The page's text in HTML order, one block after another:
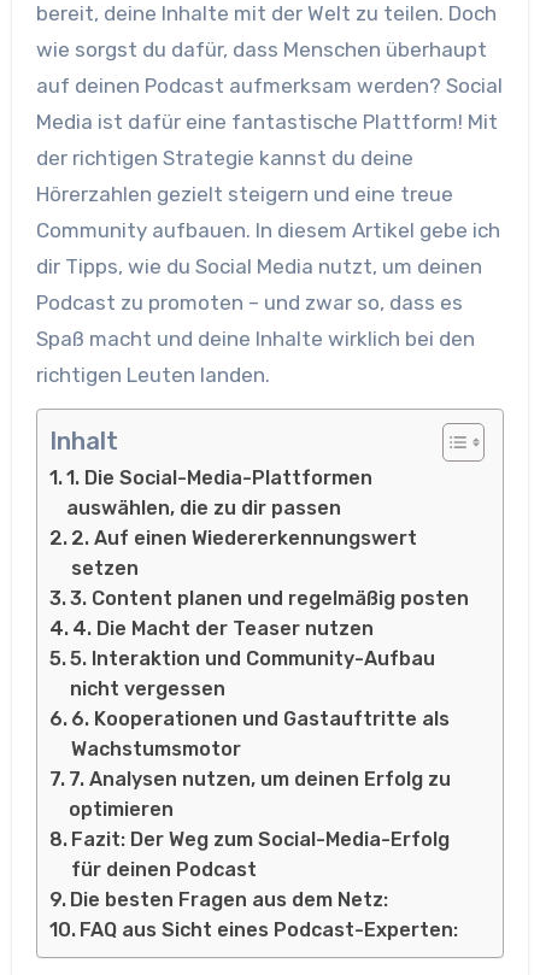
bereit, deine Inhalte mit der Welt zu teilen. Doch
wie sorgst du dafür, dass Menschen überhaupt
auf deinen Podcast aufmerksam werden? Social
Media ist dafür eine fantastische Plattform! Mit
der richtigen Strategie kannst du deine
Hörerzahlen gezielt steigern und eine treue
Community aufbauen. In diesem Artikel gebe ich
dir Tipps, wie du Social Media nutzt, um deinen
Podcast zu promoten – und zwar so, dass es
Spaß macht und deine Inhalte wirklich bei den
richtigen Leuten landen.
Inhalt
1. Die Social-Media-Plattformen
auswählen, die zu dir passen
2. Auf einen Wiedererkennungswert
setzen
3. Content planen und regelmäßig posten
4. Die Macht der Teaser nutzen
5. Interaktion und Community-Aufbau
nicht vergessen
6. Kooperationen und Gastauftritte als
Wachstumsmotor
7. Analysen nutzen, um deinen Erfolg zu
optimieren
Fazit: Der Weg zum Social-Media-Erfolg
für deinen Podcast
Die besten Fragen aus dem Netz:
FAQ aus Sicht eines Podcast-Experten: